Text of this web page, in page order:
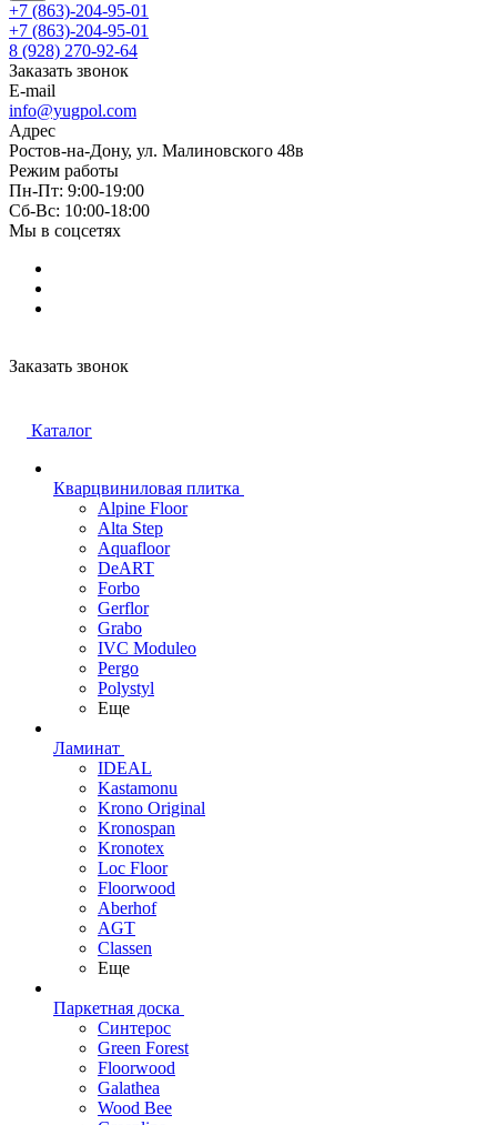
+7 (863)-204-95-01
+7 (863)-204-95-01
8 (928) 270-92-64
Заказать звонок
E-mail
info@yugpol.com
Адрес
Ростов-на-Дону, ул. Малиновского 48в
Режим работы
Пн-Пт: 9:00-19:00
Cб-Вс: 10:00-18:00
Мы в соцсетях
Заказать звонок
Каталог
Кварцвиниловая плитка
Alpine Floor
Alta Step
Aquafloor
DeART
Forbo
Gerflor
Grabo
IVC Moduleo
Pergo
Polystyl
Еще
Ламинат
IDEAL
Kastamonu
Krono Original
Kronospan
Kronotex
Loc Floor
Floorwood
Aberhof
AGT
Classen
Еще
Паркетная доска
Синтерос
Green Forest
Floorwood
Galathea
Wood Bee